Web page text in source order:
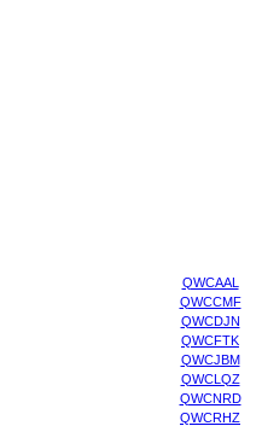
QWCAAL
QWCCMF
QWCDJN
QWCFTK
QWCJBM
QWCLQZ
QWCNRD
QWCRHZ